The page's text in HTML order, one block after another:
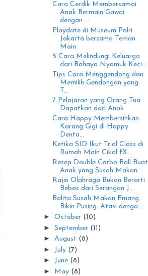
Cara Cerdik Membersamai
Anak Bermain Gawai
dengan ...
Playdate di Museum Polri
Jakarta bersama Teman
Main
5 Cara Melindungi Keluarga
dari Bahaya Nyamuk Keci...
Tips Cara Menggendong dan
Memilih Gendongan yang
T...
7 Pelajaran yang Orang Tua
Dapatkan dari Anak
Cara Happy Membersihkan
Karang Gigi di Happy
Denta...
Ketika SID Ikut Trial Class di
Rumah Main Cikal fX...
Resep Double Carbo Ball Buat
Anak yang Susah Makan...
Rajin Olahraga Bukan Berarti
Bebas dari Serangan J...
Balita Susah Makan Emang
Bikin Pusing. Atasi denga...
► October (10)
► September (11)
► August (8)
► July (7)
► June (8)
► May (8)